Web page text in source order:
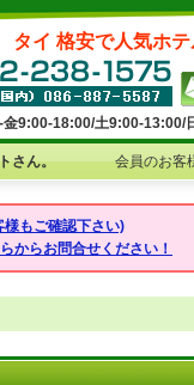
タイ 格安で人気ホ
-金9:00-18:00/土9:00-13:00/
さん。 会員のお客
もご確認下さい)
からお問合せください！